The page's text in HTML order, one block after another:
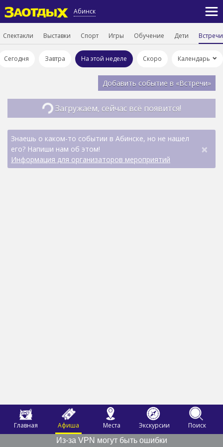
Абинск
Главная Афиша Места Экскурсии
Поиск
Из-за VPN могут быть ошибки
Спектакли Выставки Спорт Игры Обучение Дети Встречи
Сегодня Завтра На этой неделе Скоро Календарь
Добавить событие в «Встречи»
Загружаем, сейчас всё появится!
Знаешь о каком-то событии в Абинске, но не нашел
его? Напиши нам об этом!
Информация для организаторов мероприятий
×